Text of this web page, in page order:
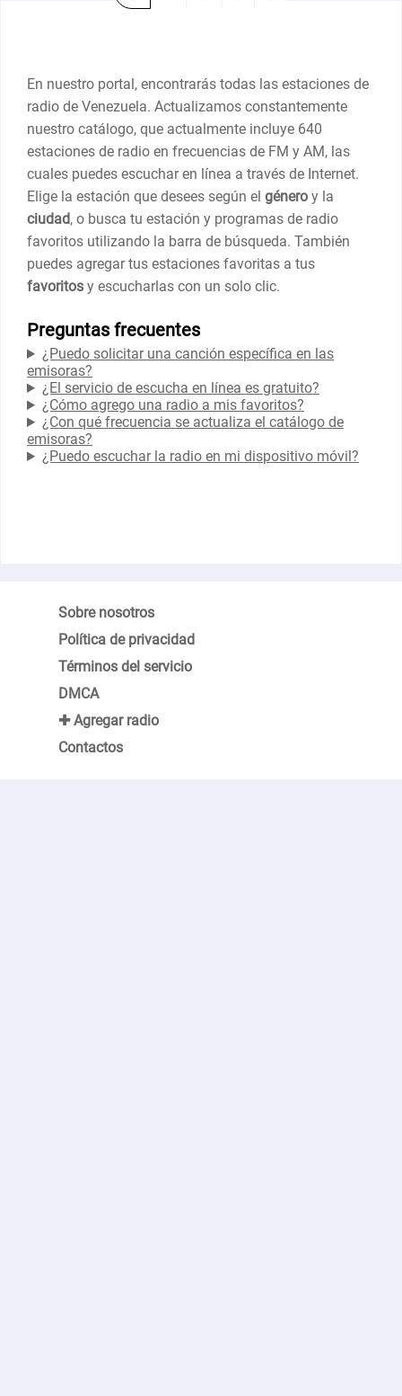
En nuestro portal, encontrarás todas las estaciones de
radio de Venezuela. Actualizamos constantemente
nuestro catálogo, que actualmente incluye 640
estaciones de radio en frecuencias de FM y AM, las
cuales puedes escuchar en línea a través de Internet.
Elige la estación que desees según elgénero y la
ciudad, o busca tu estación y programas de radio
favoritos utilizando la barra de búsqueda. También
puedes agregar tus estaciones favoritas a tus
favoritos y escucharlas con un solo clic.
Preguntas frecuentes
¿Puedo solicitar una canción específica en las
emisoras?
¿El servicio de escucha en línea es gratuito?
¿Cómo agrego una radio a mis favoritos?
¿Con qué frecuencia se actualiza el catálogo de
emisoras?
¿Puedo escuchar la radio en mi dispositivo móvil?
Sobre nosotros
Política de privacidad
Términos del servicio
DMCA
✚ Agregar radio
Contactos